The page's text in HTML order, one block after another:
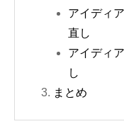
アイディ
直し
アイディ
し
まとめ